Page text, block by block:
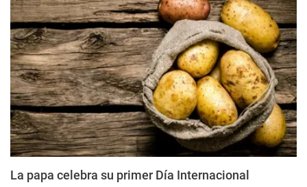
La papa celebra su primer Día Internacional